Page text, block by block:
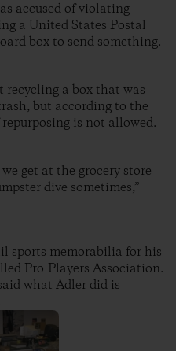
accused of violating
a United States Postal
box to send something.
recycling a box that was
but according to the
is not allowed.
get at the grocery store
dive sometimes,”
sports memorabilia for his
Pro-Players Association.
what Adler did is